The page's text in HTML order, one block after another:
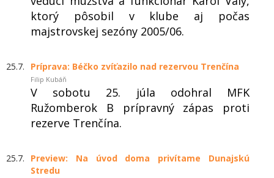
ktorý pôsobil v klube aj počas
majstrovskej sezóny 2005/06.
25.7. Príprava: Béčko zvíťazilo nad rezervou Trenčína
Filip Kubáň
V sobotu 25. júla odohral MFK
Ružomberok B prípravný zápas proti
rezerve Trenčína.
25.7.
Preview: Na úvod doma privítame Dunajskú
Stredu